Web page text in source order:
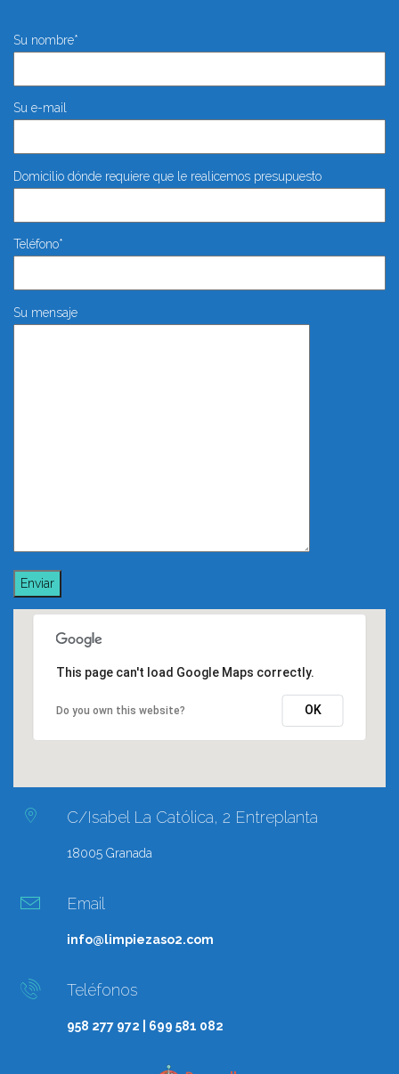
Su nombre*
Su e-mail
Domicilio dónde requiere que le realicemos presupuesto
Teléfono*
Su mensaje
This page can't load Google Maps correctly.
Do you own this website? OK
C/Isabel La Católica, 2 Entreplanta
18005 Granada
Email
info@limpiezaso2.com
Teléfonos
958 277 972 | 699 581 082